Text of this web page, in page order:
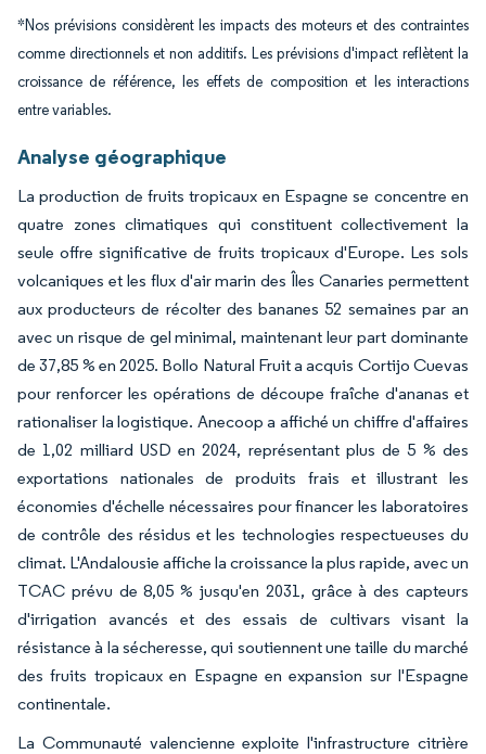
*Nos prévisions considèrent les impacts des moteurs et des contraintes
comme directionnels et non additifs. Les prévisions d'impact reflètent la
croissance de référence, les effets de composition et les interactions
entre variables.
Analyse géographique
La production de fruits tropicaux en Espagne se concentre en
quatre zones climatiques qui constituent collectivement la
seule offre significative de fruits tropicaux d'Europe. Les sols
volcaniques et les flux d'air marin des Îles Canaries permettent
aux producteurs de récolter des bananes 52 semaines par an
avec un risque de gel minimal, maintenant leur part dominante
de 37,85 % en 2025. Bollo Natural Fruit a acquis Cortijo Cuevas
pour renforcer les opérations de découpe fraîche d'ananas et
rationaliser la logistique. Anecoop a affiché un chiffre d'affaires
de 1,02 milliard USD en 2024, représentant plus de 5 % des
exportations nationales de produits frais et illustrant les
économies d'échelle nécessaires pour financer les laboratoires
de contrôle des résidus et les technologies respectueuses du
climat. L'Andalousie affiche la croissance la plus rapide, avec un
TCAC prévu de 8,05 % jusqu'en 2031, grâce à des capteurs
d'irrigation avancés et des essais de cultivars visant la
résistance à la sécheresse, qui soutiennent une taille du marché
des fruits tropicaux en Espagne en expansion sur l'Espagne
continentale.
La Communauté valencienne exploite l'infrastructure citrière